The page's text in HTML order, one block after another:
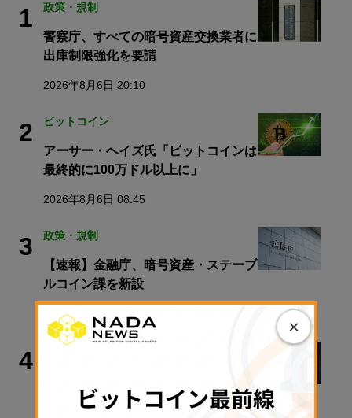
1 政策・規制
警察庁、すべての暗号資産交換業者に
出庫制限強化を要請
2026年8月6日 20:10
2 ビットコイン
アーサー・ヘイズ氏「ビットコインは
最終的に100万ドル以上に」
2026年8月6日 08:45
3 政策・規制
【速報】金融庁、暗号資産・ステーブ
ルコイン課を新設
2026年8月5日 11:51
4 STABLECOIN
Visaネットワークにつなぐ
×